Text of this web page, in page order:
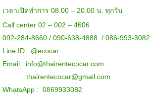
เวลาเปิดทำการ 08.00 – 20.00 น. ทุกวัน
Call center 02 – 002 – 4606
092-284-8660 / 090-638-4888 / 086-993-3082
Line ID : @ecocar
Email : info@thairentecocar.com
thairentecocar@gmail.com
WhatsApp : 0869933082